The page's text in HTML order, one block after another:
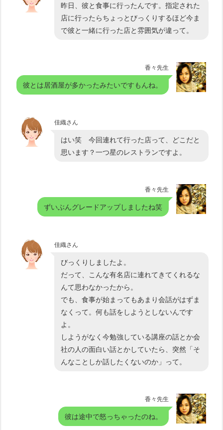
昨日、彼と食事に行ったんです。指定された
店に行ったらちょっとびっくりするほど今ま
で彼と一緒に行った店と雰囲気が違って。
香々先生
彼とは居酒屋が多かったみたいですもんね。
佳織さん
はい笑 今回連れて行った店って、どこだと
思います？一つ星のレストランですよ。
香々先生
ずいぶんグレードアップしましたね笑
佳織さん
びっくりしましたよ。
だって、こんな有名店に連れてきてくれるな
んて思わなかったから。
でも、食事が始まってもあまり会話がはずま
なくって。何も話をしようとしないんです
よ。
しようがなく今勉強している講座の話とか会
社の人の面白い話とかしていたら、突然「そ
んなことしか話したくないのか」って。
香々先生
彼は途中で怒っちゃったのね。